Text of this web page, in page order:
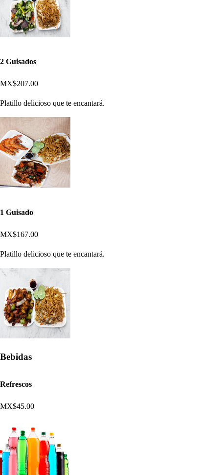
2 Guisados
MX$207.00
Platillo delicioso que te encantará.
1 Guisado
MX$167.00
Platillo delicioso que te encantará.
Bebidas
Refrescos
MX$45.00